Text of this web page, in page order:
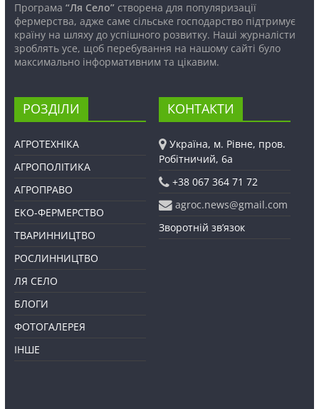
Програма “Ля Село”створена для популяризації
фермерства, адже саме сільське господарство підтримує
країну на шляху до успішного розвитку. Наші журналісти
зроблять усе, щоб перебування на нашому сайті було
максимально інформативним та цікавим.
РОЗДІЛИ
АГРОТЕХНІКА
АГРОПОЛІТИКА
АГРОПРАВО
ЕКО-ФЕРМЕРСТВО
ТВАРИННИЦТВО
РОСЛИННИЦТВО
ЛЯ СЕЛО
БЛОГИ
ФОТОГАЛЕРЕЯ
ІНШЕ
КОНТАКТИ
Україна, м. Рівне, пров.
Робітничий, 6а
+38 067 364 71 72
agroc.news@gmail.com
Зворотній зв’язок